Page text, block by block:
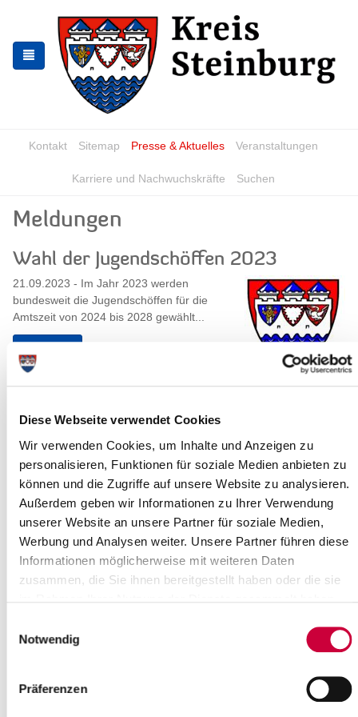
Diese Webseite verwendet Cookies
Wir verwenden Cookies, um Inhalte und Anzeigen zu
personalisieren, Funktionen für soziale Medien anbieten zu
können und die Zugriffe auf unsere Website zu analysieren.
Außerdem geben wir Informationen zu Ihrer Verwendung
unserer Website an unsere Partner für soziale Medien,
Werbung und Analysen weiter. Unsere Partner führen diese
Informationen möglicherweise mit weiteren Daten
zusammen, die Sie ihnen bereitgestellt haben oder die sie
Notwendig
Präferenzen
springen
springen
Kontakt Sitemap Presse & Aktuelles Veranstaltungen
Karriere und Nachwuchskräfte Suchen
Meldungen
Wahl der Jugendschöffen 2023
21.09.2023 - Im Jahr 2023 werden
bundesweit die Jugendschöffen für die
Amtszeit von 2024 bis 2028 gewählt...
Weiterlesen
Steinburg
21.09.2023 - Vom 23. September bis 1.
Oktober findet die diesjährige
Interkulturelle Woche im Kreis
Steinburg statt. Das Motto lautet „Neue
Räume“...
Weiterlesen
12.09.2023 - Der diesjährige
September 2023, statt. An diesem Tag